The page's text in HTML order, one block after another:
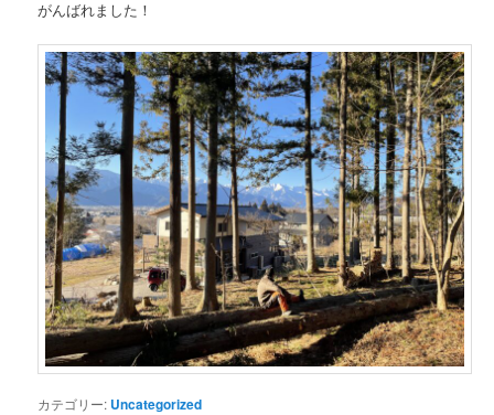
がんばれました！
カテゴリー: Uncategorized